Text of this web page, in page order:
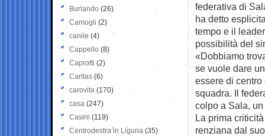
federativa di
ha detto
tempo e il
possibilità del
«Dobbiamo
se vuole dare
essere di centro
squadra. Il
colpo a Sala,
La prima
renziana dal
Burlando (26)
Camogli (2)
canile (4)
Cappello (8)
Caprotti (2)
Caritas (6)
carovita (170)
casa (247)
Casini (119)
Centrodestra in Liguria (35)